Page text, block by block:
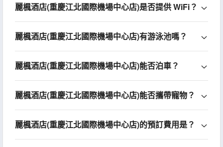
麗楓酒店(重慶江北國際機場中心店)是否提供 WiFi？
麗楓酒店(重慶江北國際機場中心店)有游泳池嗎？
麗楓酒店(重慶江北國際機場中心店)能否泊車？
麗楓酒店(重慶江北國際機場中心店)能否攜帶寵物？
麗楓酒店(重慶江北國際機場中心店)的預訂費用是？